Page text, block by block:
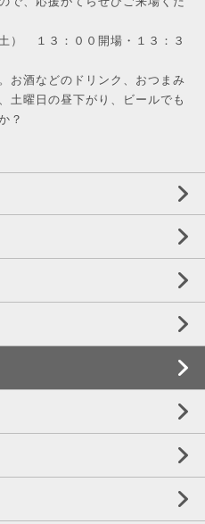
） １３：００開場・１３：３
お酒などのドリンク、おつまみ
土曜日の昼下がり、ビールでも
？